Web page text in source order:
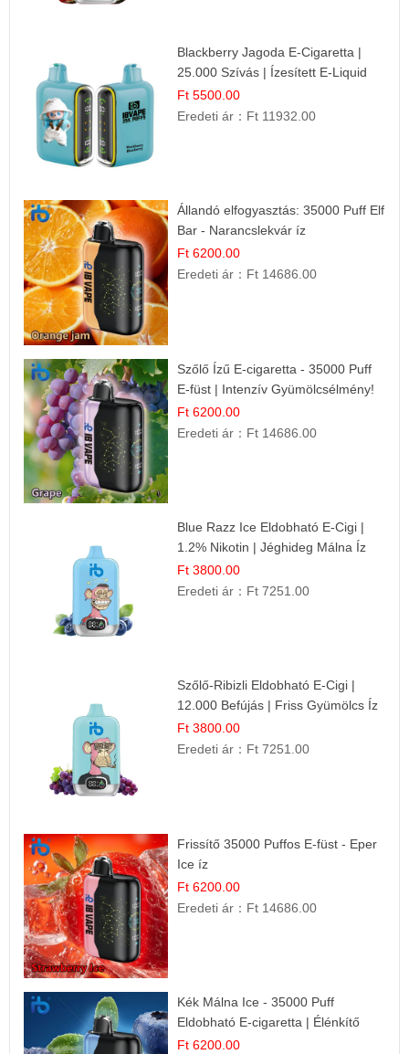
Blackberry Jagoda E-Cigaretta |
25.000 Szívás | Ízesített E-Liquid
Ft 5500.00
Eredeti ár： Ft 11932.00
Állandó elfogyasztás: 35000 Puff Elf
Bar - Narancslekvár íz
Ft 6200.00
Eredeti ár： Ft 14686.00
Szőlő Ízű E-cigaretta - 35000 Puff
E-füst | Intenzív Gyümölcsélmény!
Ft 6200.00
Eredeti ár： Ft 14686.00
Blue Razz Ice Eldobható E-Cigi |
1.2% Nikotin | Jéghideg Málna Íz
Ft 3800.00
Eredeti ár： Ft 7251.00
Szőlő-Ribizli Eldobható E-Cigi |
12.000 Befújás | Friss Gyümölcs Íz
Ft 3800.00
Eredeti ár： Ft 7251.00
Frissítő 35000 Puffos E-füst - Eper
Ice íz
Ft 6200.00
Eredeti ár： Ft 14686.00
Kék Málna Ice - 35000 Puff
Eldobható E-cigaretta | Élénkítő
Gyümölcsös Frissesség!
Ft 6200.00